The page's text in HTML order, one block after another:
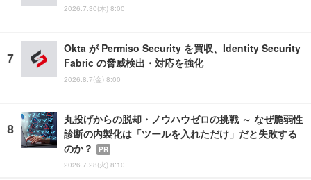
2026.7.30(木) 8:00
Okta が Permiso Security を買収、Identity Security
Fabric の脅威検出・対応を強化
2026.8.7(金) 8:00
丸投げからの脱却・ノウハウゼロの挑戦 ～ なぜ脆弱性
診断の内製化は「ツールを入れただけ」だと失敗する
のか？
PR
2026.7.28(火) 8:10